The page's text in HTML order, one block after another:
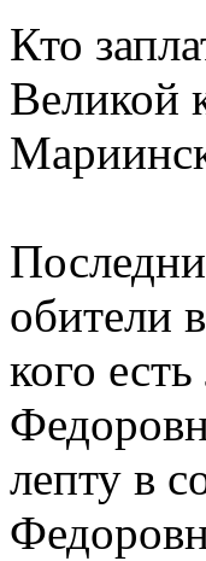
Кто
Великой
обители
кого
лепту в